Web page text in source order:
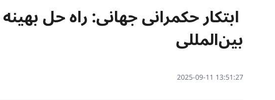
ابتکار حکمرانی جهانی: راه‌ حل
بین‌المللی
13:51:27 2025-09-11